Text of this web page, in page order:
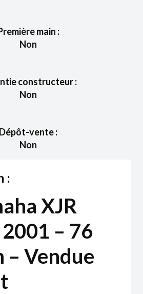
main :
Non
constructeur :
Non
Dépôt-vente :
Non
:
XJR
– 76
– Vendue